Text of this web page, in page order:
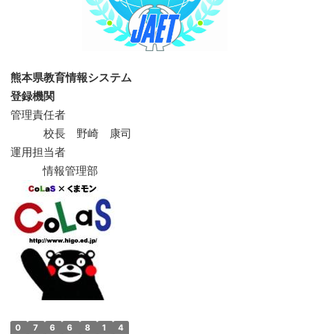
熊本県教育情報システム
登録機関
管理責任者
校長 野崎 康司
運用担当者
情報管理部
0 7 6 6 8 1 4